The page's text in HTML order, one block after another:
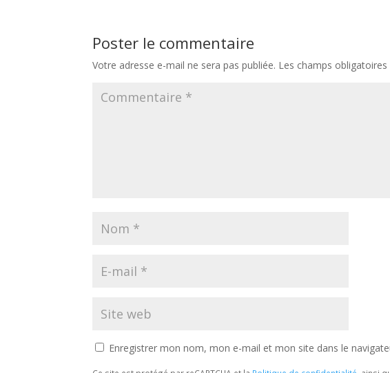
Poster le commentaire
Votre adresse e-mail ne sera pas publiée. Les champs
Enregistrer mon nom, mon e-mail et mon site dans le